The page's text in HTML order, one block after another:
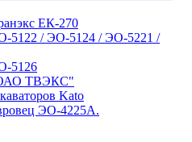
ЕК-270
5122 / ЭО-5124 / ЭО-5221 /
5126
"ОАО ТВЭКС"
Kato
ЭО-4225А.